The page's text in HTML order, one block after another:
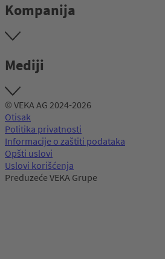
Kompanija
Mediji
© VEKA AG 2024-2026
Otisak
Politika privatnosti
Informacije o zaštiti podataka
Opšti uslovi
Uslovi korišćenja
Preduzeće VEKA Grupe